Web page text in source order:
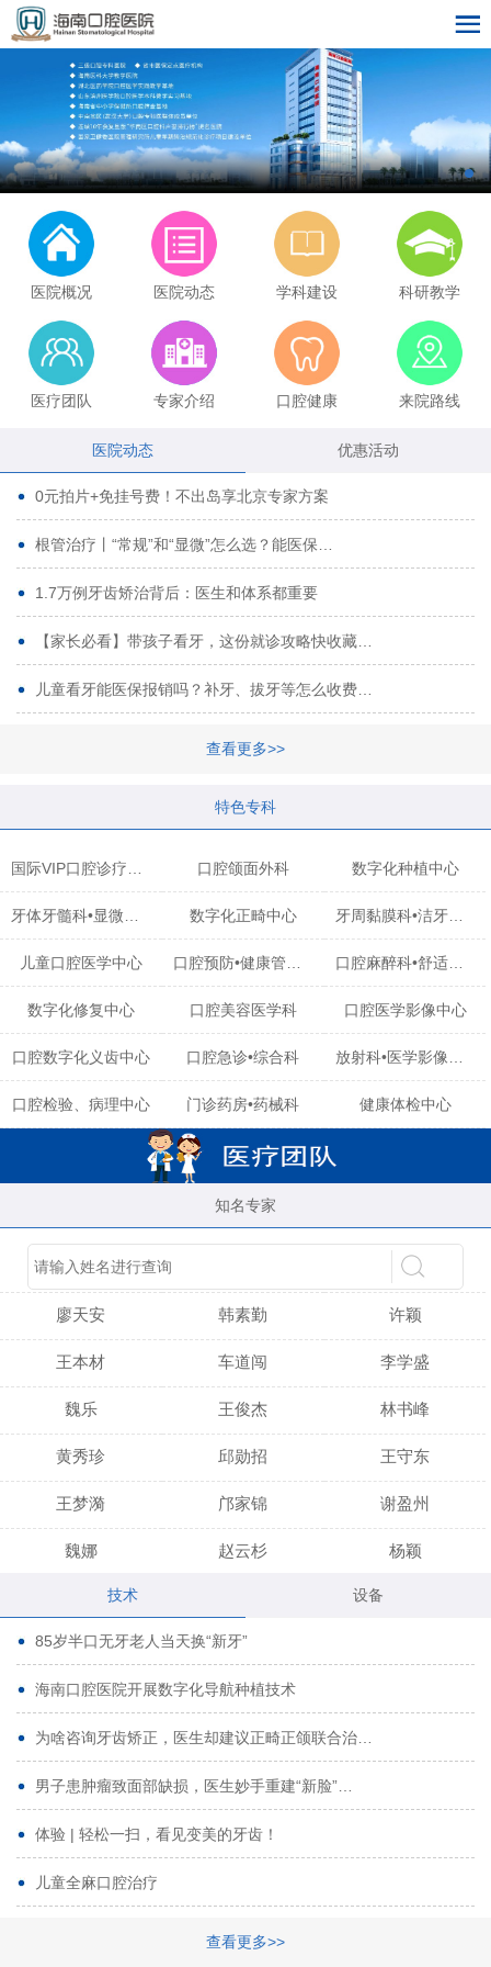
医院概况 医院动态 学科建设 科研教学
医疗团队 专家介绍 口腔健康 来院路线
医院动态 优惠活动
0元拍片+免挂号费！不出岛享北京专家方案
根管治疗丨“常规”和“显微”怎么选？能医保…
1.7万例牙齿矫治背后：医生和体系都重要
【家长必看】带孩子看牙，这份就诊攻略快收藏…
儿童看牙能医保报销吗？补牙、拔牙等怎么收费…
查看更多>>
特色专科
口腔颌面外科 数字化种植中心
数字化正畸中心 牙周黏膜科•洁牙中心
儿童口腔医学中心 口腔麻醉科•舒适化诊疗中心
数字化修复中心 口腔美容医学科 口腔医学影像中心
口腔数字化义齿中心 口腔急诊•综合科
口腔检验、病理中心 门诊药房•药械科 健康体检中心
知名专家
陈育玲 吴晓桃
廖天安 韩素勤 许颖
王本材 车道闯 李学盛
魏乐 王俊杰 林书峰
黄秀珍 邱勋招 王守东
王梦漪 邝家锦 谢盈州
魏娜 赵云杉 杨颖
黄启龙
代艳虹 林芳诚
曹香林 姜炳华
姚宗将 梁春晓
林夏羽 颜晶
路娜 商晔
周碧玲
技术 设备
85岁半口无牙老人当天换“新牙”
海南口腔医院开展数字化导航种植技术
为啥咨询牙齿矫正，医生却建议正畸正颌联合治…
男子患肿瘤致面部缺损，医生妙手重建“新脸”…
体验 | 轻松一扫，看见变美的牙齿！
儿童全麻口腔治疗
查看更多>>